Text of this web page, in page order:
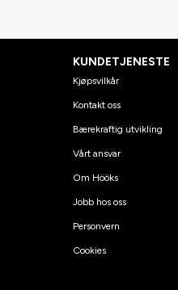
KUNDETJENESTE
Kjøpsvilkår
Kontakt oss
Bærekraftig utvikling
Vårt ansvar
Om Hööks
Jobb hos oss
Personvern
Cookies